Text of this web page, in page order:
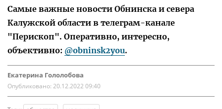
Самые важные новости Обнинска и севера
Калужской области в телеграм-канале
"Перископ". Оперативно, интересно,
объективно: @obninsk2you.
Екатерина Гололобова
Опубликовано: 20.12.2022 09:40